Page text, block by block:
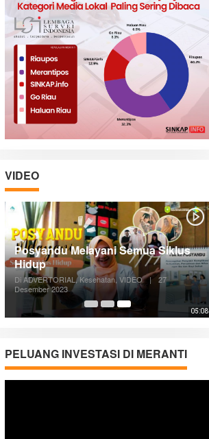
VIDEO
05:08
Posyandu Melayani Semua Siklus
Hidup
Di ADVERTORIAL, Kesehatan, VIDEO |
27
Desember 2023
PELUANG INVESTASI DI MERANTI